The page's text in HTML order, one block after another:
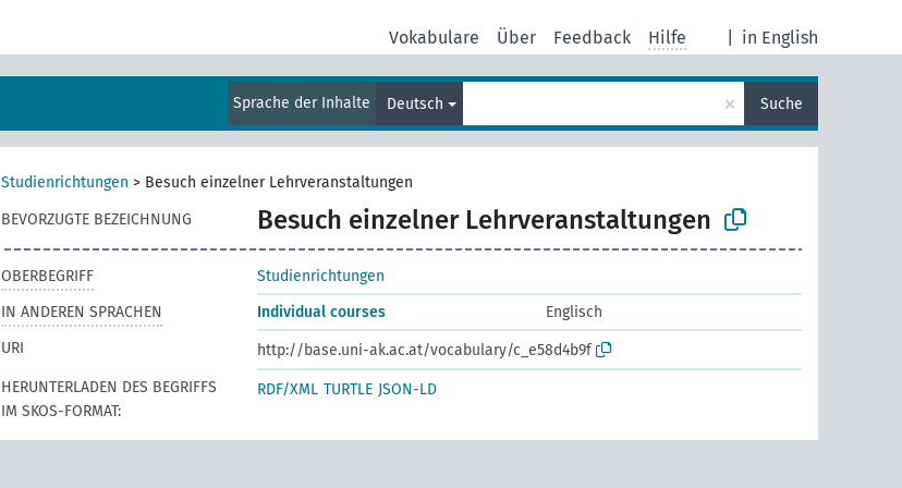
in English
Vokabulare Über Feedback Hilfe
Sprache der Inhalte Deutsch × Suche
Studienrichtungen > Besuch einzelner Lehrveranstaltungen
BEVORZUGTE BEZEICHNUNG
Besuch einzelner Lehrveranstaltungen
OBERBEGRIFF
Studienrichtungen
IN ANDEREN SPRACHEN
Individual courses
Englisch
URI
http://base.uni-ak.ac.at/vocabulary/c_e58d4b9f
HERUNTERLADEN DES BEGRIFFS
IM SKOS-FORMAT:
RDF/XML TURTLE JSON-LD